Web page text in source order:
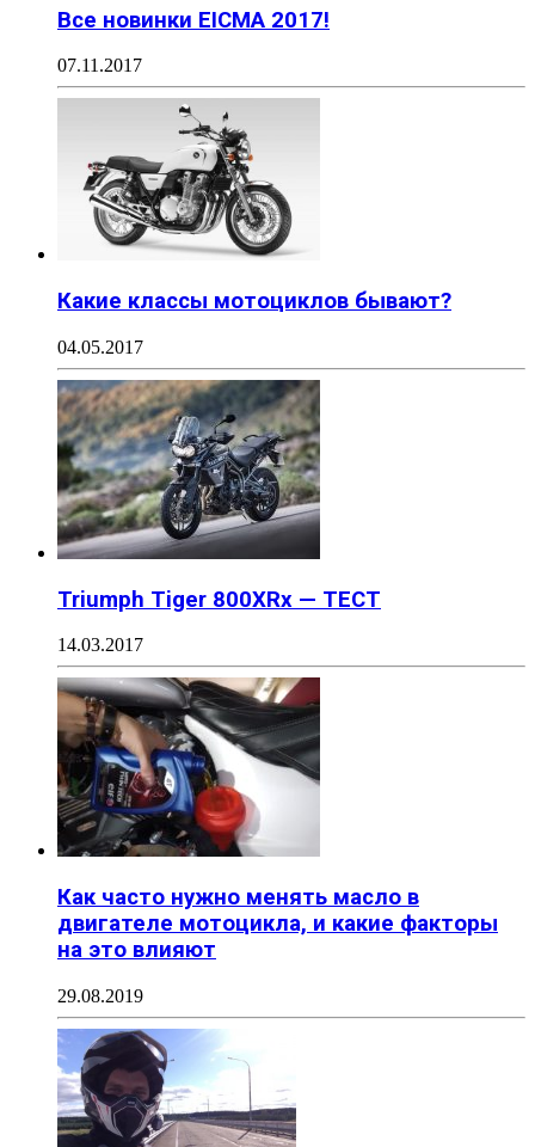
Все новинки EICMA 2017!
07.11.2017
Какие классы мотоциклов бывают?
04.05.2017
Triumph Tiger 800XRx — ТЕСТ
14.03.2017
Как часто нужно менять масло в
двигателе мотоцикла, и какие факторы
на это влияют
29.08.2019